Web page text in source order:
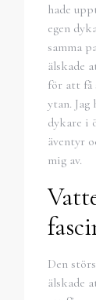
hade
egen
samma
älskade
för att få
ytan.
dykare i
äventyr
mig av.
Den
älskade